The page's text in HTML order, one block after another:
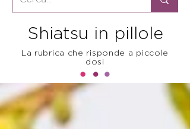
Shiatsu in pillole
La rubrica che risponde a piccole
dosi